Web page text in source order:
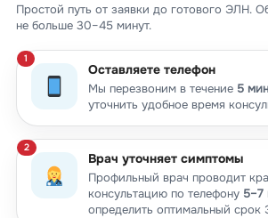
Простой путь от заявки до готового ЭЛН.
не больше 30–45 минут.
Оставляете телефон
Мы перезвоним в течение 5
уточнить удобное время
Врач уточняет симптомы
Профильный врач проводит
консультацию по телефону 5–7
определить оптимальный срок